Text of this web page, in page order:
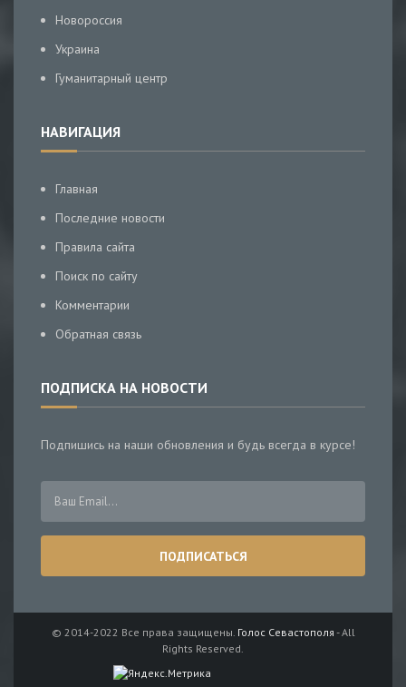
Новороссия
Украина
Гуманитарный центр
НАВИГАЦИЯ
Главная
Последние новости
Правила сайта
Поиск по сайту
Комментарии
Обратная связь
ПОДПИСКА НА НОВОСТИ
Подпишись на наши обновления и будь всегда в курсе!
© 2014-2022 Все права защищены. Голос Севастополя - All
Rights Reserved.